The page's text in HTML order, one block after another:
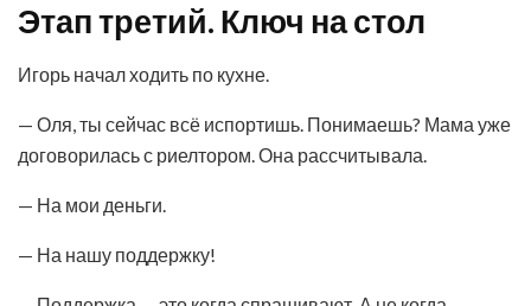
Этап третий. Ключ на стол
Игорь начал ходить по кухне.
— Оля, ты сейчас всё испортишь. Понимаешь? Мама уже
договорилась с риелтором. Она рассчитывала.
— На мои деньги.
— На нашу поддержку!